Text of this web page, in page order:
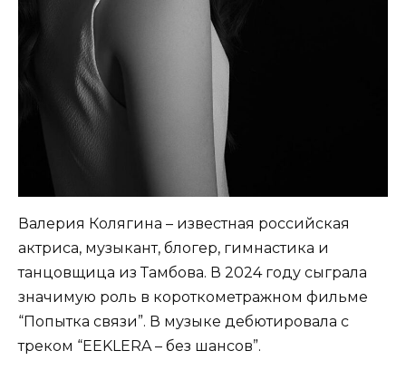
Валерия Колягина – известная российская
актриса, музыкант, блогер, гимнастика и
танцовщица из Тамбова. В 2024 году сыграла
значимую роль в короткометражном фильме
“Попытка связи”. В музыке дебютировала с
треком “EEKLERA – без шансов”.